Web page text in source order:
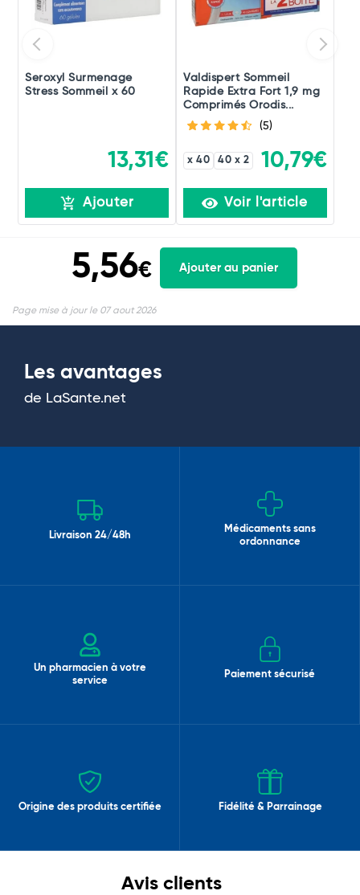
Seroxyl Surmenage
Stress Sommeil x 60
13,31€
Ajouter
Valdispert Sommeil
Rapide Extra Fort 1,9 mg
Comprimés Orodis...
(5)
x 40 40 x 2 10,79€
Voir l'article
5,56€ Ajouter au panier
Page mise à jour le 07 aout 2026
Les avantages
de LaSante.net
Livraison 24/48h
Médicaments sans
ordonnance
Un pharmacien à votre
service
Paiement sécurisé
Origine des produits certifiée Fidélité & Parrainage
Avis clients